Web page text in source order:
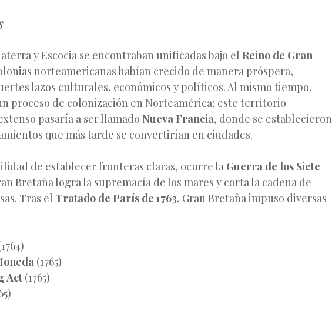
y Escocia se encontraban unificadas bajo el Reino de Gran
norteamericanas habían crecido de manera próspera,
lazos culturales, económicos y políticos. Al mismo tiempo,
proceso de colonización en Norteamérica; este territorio
pasaría a ser llamado Nueva Francia, donde se establecieron
que más tarde se convertirían en ciudades.
de establecer fronteras claras, ocurre la Guerra de los Siete
Bretaña logra la supremacía de los mares y corta la cadena de
Tras el Tratado de París de 1763, Gran Bretaña impuso diversas
(1765)
Act (1765)